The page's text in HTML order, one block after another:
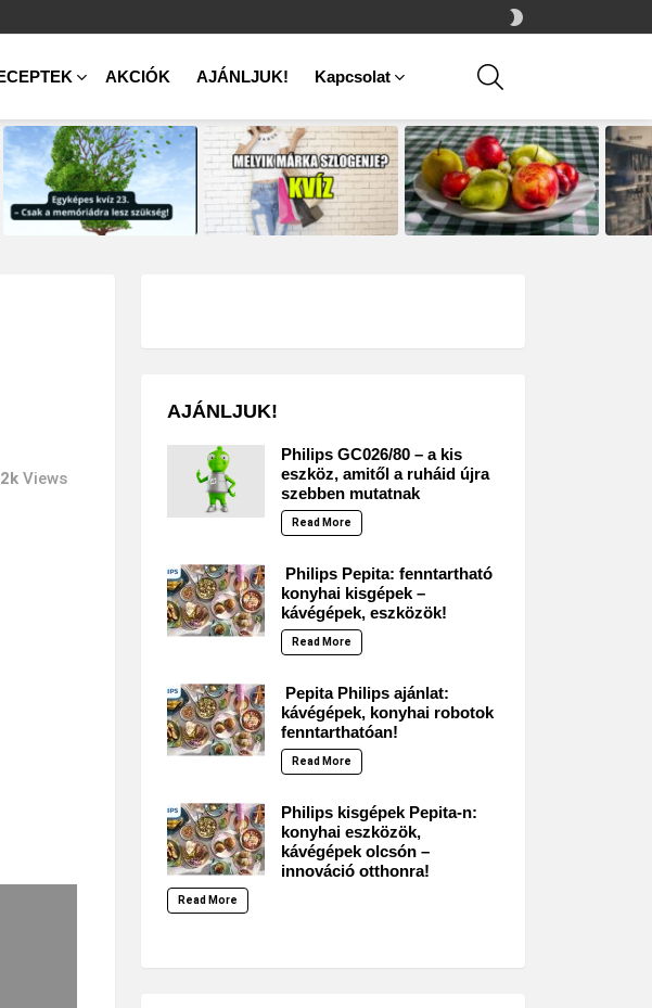
SKIN
AKCIÓK AJÁNLJUK! Kapcsolat
Views
AJÁNLJUK!
Philips GC026/80 – a kis
eszköz, amitől a ruháid újra
szebben mutatnak
Read More
Philips Pepita: fenntartható
konyhai kisgépek –
kávégépek, eszközök!
Read More
Pepita Philips ajánlat:
kávégépek, konyhai robotok
fenntarthatóan!
Read More
Philips kisgépek Pepita-n:
konyhai eszközök,
kávégépek olcsón –
innováció otthonra!
Read More